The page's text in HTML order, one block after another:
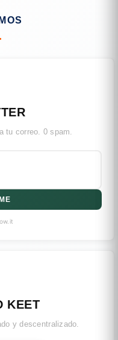
tu correo. 0 spam.
KEET
y descentralizado.